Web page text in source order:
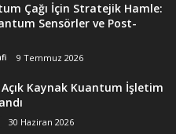
Çağı İçin Stratejik Hamle:
Sensörler ve Post-
9 Temmuz 2026
Açık Kaynak Kuantum İşletim
30 Haziran 2026